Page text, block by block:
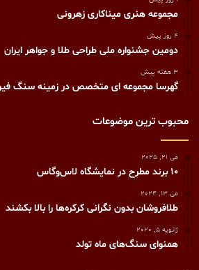
مجموعه هنری میناکاری زهرونی
4 روز پیش
دومین جشنواره ملی طراحی طلا و جواهر ایران
3 هفته پیش
گهرسا مجموعه ای متخصص در زمینه سنگ
محبوب ترین موضوعات
می 21, 2025
10 برند مطرح در نمایشگاه لاس‌وگاس
می 13, 2024
طلافروشان بدون نگرانی کرکره‌ها را بالا بکشند
ژانویه 5, 2020
همنوای سنگ‌های ماه تولد